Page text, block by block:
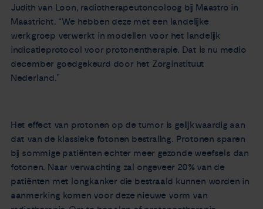
Judith van Loon, radiotherapeutoncoloog bij Maastro in
Maastricht. “We hebben deze met een landelijke
werkgroep verwerkt in modellen voor het landelijk
indicatieprotocol voor protonentherapie. Dat is nu medio
december goedgekeurd door het Zorginstituut
Nederland.”
Het effect van protonen op de tumor is gelijkwaardig aan
dat van de klassieke fotonen bestraling. Protonen sparen
bij sommige patiënten echter meer gezonde weefsels dan
fotonen. Naar verwachting zal ongeveer 20% van de
patiënten met longkanker die bestraald kunnen worden in
aanmerking komen voor deze nieuwe vorm van